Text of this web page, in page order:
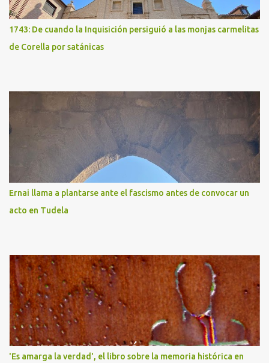
1743: De cuando la Inquisición persiguió a las monjas carmelitas
de Corella por satánicas
Ernai llama a plantarse ante el fascismo antes de convocar un
acto en Tudela
'Es amarga la verdad', el libro sobre la memoria histórica en